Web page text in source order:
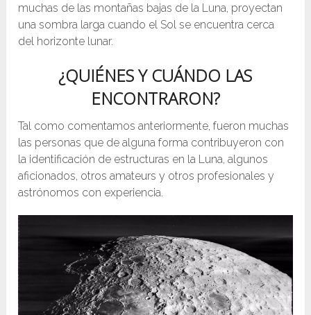
muchas de las montañas bajas de la Luna, proyectan
una sombra larga cuando el Sol se encuentra cerca
del horizonte lunar.
¿QUIÉNES Y CUÁNDO LAS
ENCONTRARON?
Tal como comentamos anteriormente, fueron muchas
las personas que de alguna forma contribuyeron con
la identificación de estructuras en la Luna, algunos
aficionados, otros amateurs y otros profesionales y
astrónomos con experiencia.